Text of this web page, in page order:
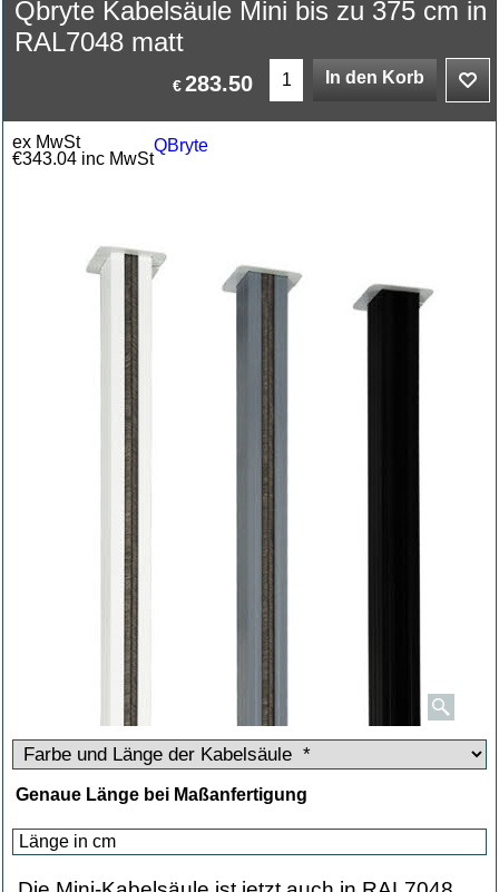
Qbryte Kabelsäule Mini bis zu 375 cm in
RAL7048 matt
€ 283.50 In den Korb
QBryte
ex MwSt
€343.04 inc MwSt
Genaue Länge bei Maßanfertigung